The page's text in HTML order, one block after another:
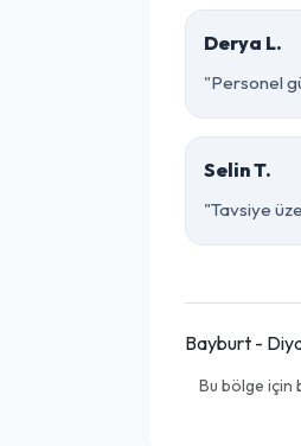
Derya L.
"Personel
Selin T.
"Tavsiye
Bayburt -
Bu bölge için